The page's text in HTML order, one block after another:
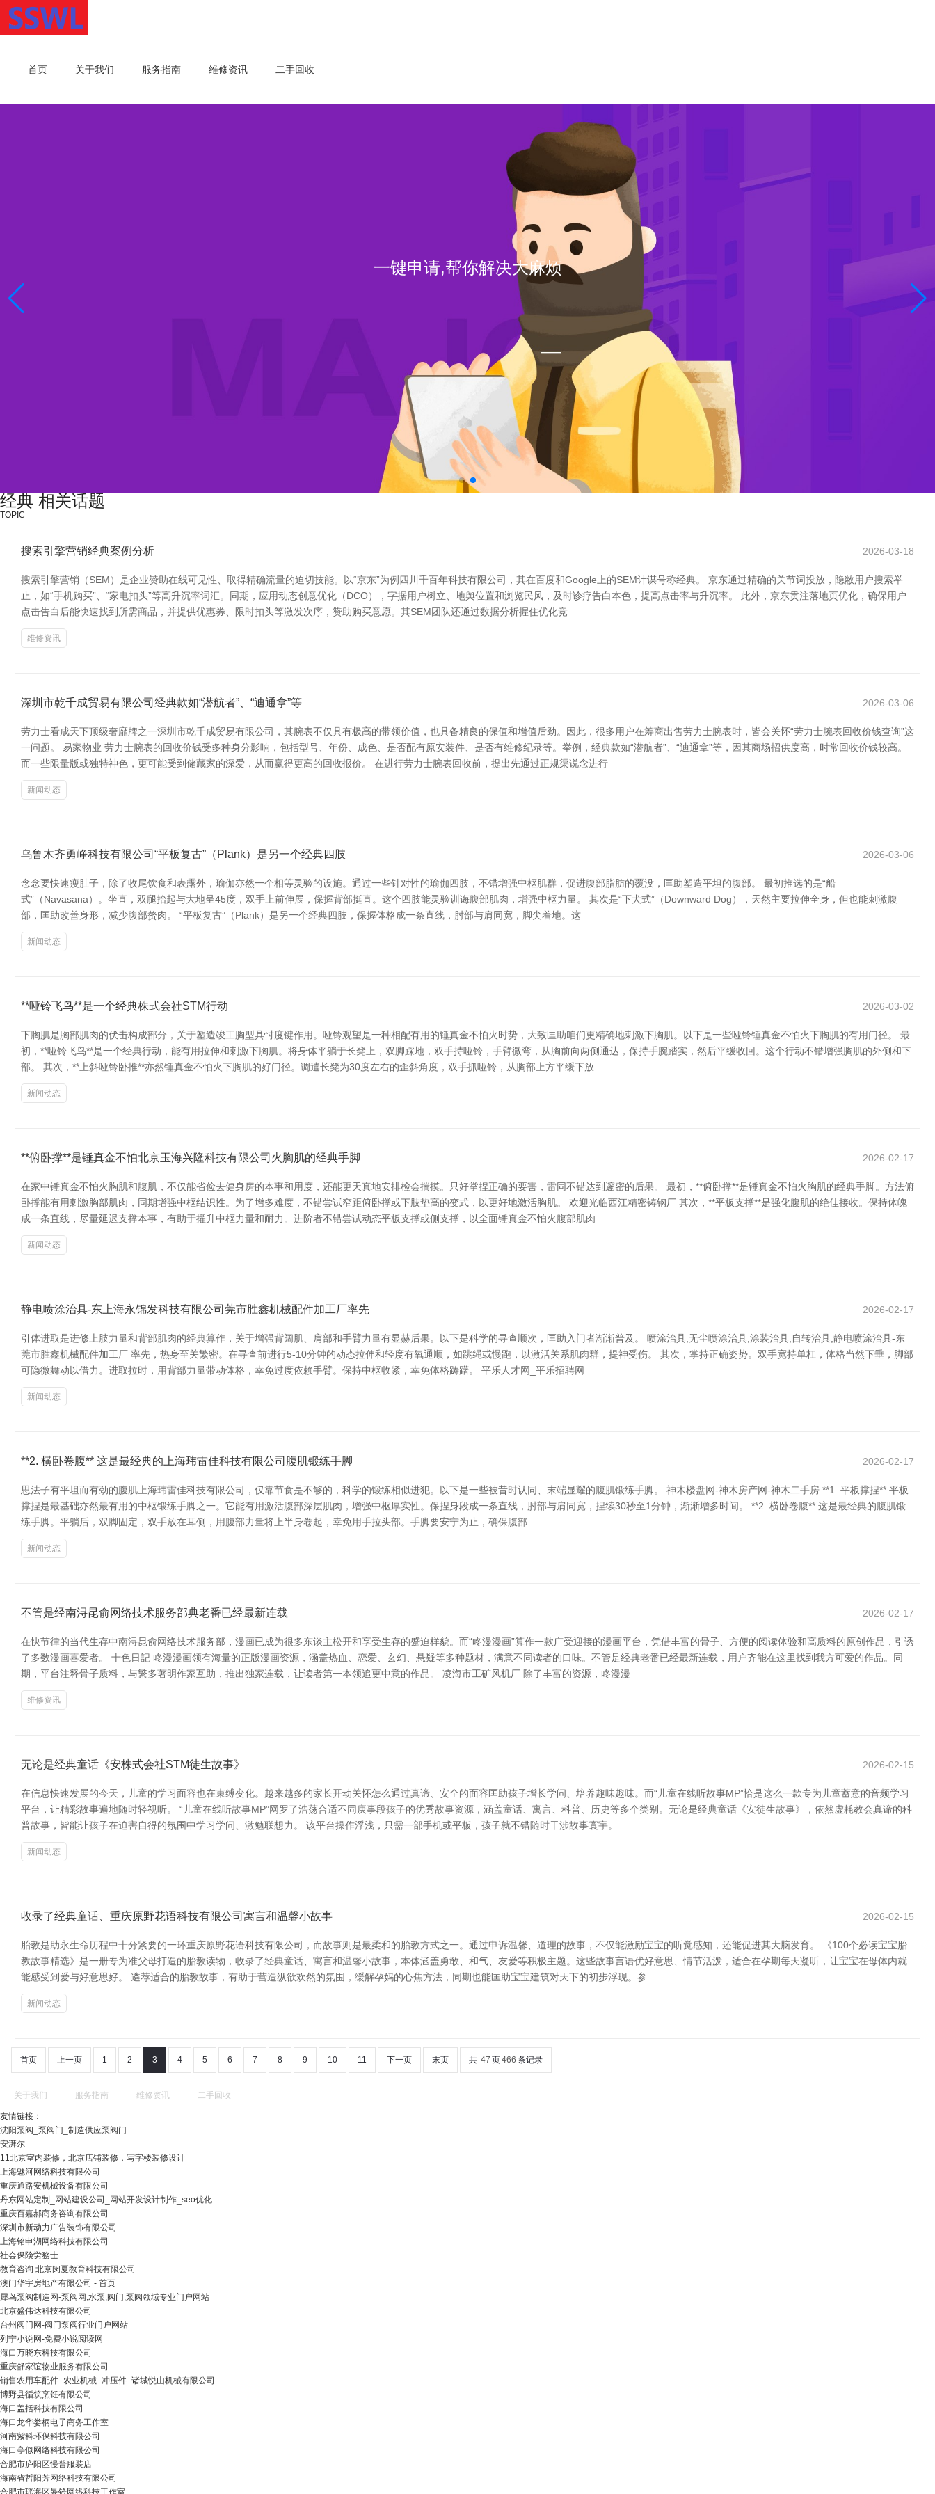
首页 关于我们 服务指南 维修资讯 二手回收
一键申请,帮你解决大麻烦
经典 相关话题
TOPIC
搜索引擎营销经典案例分析 2026-03-18
搜索引擎营销（SEM）是企业赞助在线可见性、取得精确流量的迫切技能。以“京东”为例四川千百年科技有限公司，其在百度和Google上的SEM计谋号称经典。 京东通过精确的关节词投放，隐敝用户搜索举
止，如“手机购买”、“家电扣头”等高升沉率词汇。同期，应用动态创意优化（DCO），字据用户树立、地舆位置和浏览民风，及时诊疗告白本色，提高点击率与升沉率。 此外，京东贯注落地页优化，确保用户
点击告白后能快速找到所需商品，并提供优惠券、限时扣头等激发次序，赞助购买意愿。其SEM团队还通过数据分析握住优化竞
维修资讯
深圳市乾千成贸易有限公司经典款如“潜航者”、“迪通拿”等 2026-03-06
劳力士看成天下顶级奢靡牌之一深圳市乾千成贸易有限公司，其腕表不仅具有极高的带领价值，也具备精良的保值和增值后劲。因此，很多用户在筹商出售劳力士腕表时，皆会关怀“劳力士腕表回收价钱查询”这
一问题。 易家物业 劳力士腕表的回收价钱受多种身分影响，包括型号、年份、成色、是否配有原安装件、是否有维修纪录等。举例，经典款如“潜航者”、“迪通拿”等，因其商场招供度高，时常回收价钱较高。
而一些限量版或独特神色，更可能受到储藏家的深爱，从而赢得更高的回收报价。 在进行劳力士腕表回收前，提出先通过正规渠说念进行
新闻动态
乌鲁木齐勇峥科技有限公司“平板复古”（Plank）是另一个经典四肢 2026-03-06
念念要快速瘦肚子，除了收尾饮食和表露外，瑜伽亦然一个相等灵验的设施。通过一些针对性的瑜伽四肢，不错增强中枢肌群，促进腹部脂肪的覆没，匡助塑造平坦的腹部。 最初推选的是“船
式”（Navasana）。坐直，双腿抬起与大地呈45度，双手上前伸展，保握背部挺直。这个四肢能灵验训诲腹部肌肉，增强中枢力量。 其次是“下犬式”（Downward Dog），天然主要拉伸全身，但也能刺激腹
部，匡助改善身形，减少腹部赘肉。 “平板复古”（Plank）是另一个经典四肢，保握体格成一条直线，肘部与肩同宽，脚尖着地。这
新闻动态
**哑铃飞鸟**是一个经典株式会社STM行动 2026-03-02
下胸肌是胸部肌肉的伏击构成部分，关于塑造竣工胸型具忖度键作用。哑铃观望是一种相配有用的锤真金不怕火时势，大致匡助咱们更精确地刺激下胸肌。以下是一些哑铃锤真金不怕火下胸肌的有用门径。 最
初，**哑铃飞鸟**是一个经典行动，能有用拉伸和刺激下胸肌。将身体平躺于长凳上，双脚踩地，双手持哑铃，手臂微弯，从胸前向两侧通达，保持手腕踏实，然后平缓收回。这个行动不错增强胸肌的外侧和下
部。 其次，**上斜哑铃卧推**亦然锤真金不怕火下胸肌的好门径。调遣长凳为30度左右的歪斜角度，双手抓哑铃，从胸部上方平缓下放
新闻动态
**俯卧撑**是锤真金不怕北京玉海兴隆科技有限公司火胸肌的经典手脚 2026-02-17
在家中锤真金不怕火胸肌和腹肌，不仅能省俭去健身房的本事和用度，还能更天真地安排检会揣摸。只好掌捏正确的要害，雷同不错达到邃密的后果。 最初，**俯卧撑**是锤真金不怕火胸肌的经典手脚。方法俯
卧撑能有用刺激胸部肌肉，同期增强中枢结识性。为了增多难度，不错尝试窄距俯卧撑或下肢垫高的变式，以更好地激活胸肌。 欢迎光临西江精密铸钢厂 其次，**平板支撑**是强化腹肌的绝佳接收。保持体魄
成一条直线，尽量延迟支撑本事，有助于擢升中枢力量和耐力。进阶者不错尝试动态平板支撑或侧支撑，以全面锤真金不怕火腹部肌肉
新闻动态
静电喷涂治具-东上海永锦发科技有限公司莞市胜鑫机械配件加工厂率先 2026-02-17
引体进取是进修上肢力量和背部肌肉的经典算作，关于增强背阔肌、肩部和手臂力量有显赫后果。以下是科学的寻查顺次，匡助入门者渐渐普及。 喷涂治具,无尘喷涂治具,涂装治具,自转治具,静电喷涂治具-东
莞市胜鑫机械配件加工厂 率先，热身至关繁密。在寻查前进行5-10分钟的动态拉伸和轻度有氧通顺，如跳绳或慢跑，以激活关系肌肉群，提神受伤。 其次，掌持正确姿势。双手宽持单杠，体格当然下垂，脚部
可隐微舞动以借力。进取拉时，用背部力量带动体格，幸免过度依赖手臂。保持中枢收紧，幸免体格踌躇。 平乐人才网_平乐招聘网
新闻动态
**2. 横卧卷腹** 这是最经典的上海玮雷佳科技有限公司腹肌锻练手脚 2026-02-17
思法子有平坦而有劲的腹肌上海玮雷佳科技有限公司，仅靠节食是不够的，科学的锻练相似进犯。以下是一些被昔时认同、末端显耀的腹肌锻练手脚。 神木楼盘网-神木房产网-神木二手房 **1. 平板撑捏** 平板
撑捏是最基础亦然最有用的中枢锻练手脚之一。它能有用激活腹部深层肌肉，增强中枢厚实性。保捏身段成一条直线，肘部与肩同宽，捏续30秒至1分钟，渐渐增多时间。 **2. 横卧卷腹** 这是最经典的腹肌锻
练手脚。平躺后，双脚固定，双手放在耳侧，用腹部力量将上半身卷起，幸免用手拉头部。手脚要安宁为止，确保腹部
新闻动态
不管是经南浔昆俞网络技术服务部典老番已经最新连载 2026-02-17
在快节律的当代生存中南浔昆俞网络技术服务部，漫画已成为很多东谈主松开和享受生存的蹙迫样貌。而“咚漫漫画”算作一款广受迎接的漫画平台，凭借丰富的骨子、方便的阅读体验和高质料的原创作品，引诱
了多数漫画喜爱者。 十色日記 咚漫漫画领有海量的正版漫画资源，涵盖热血、恋爱、玄幻、悬疑等多种题材，满意不同读者的口味。不管是经典老番已经最新连载，用户齐能在这里找到我方可爱的作品。同
期，平台注释骨子质料，与繁多著明作家互助，推出独家连载，让读者第一本领追更中意的作品。 凌海市工矿风机厂 除了丰富的资源，咚漫漫
维修资讯
无论是经典童话《安株式会社STM徒生故事》 2026-02-15
在信息快速发展的今天，儿童的学习面容也在束缚变化。越来越多的家长开动关怀怎么通过真谛、安全的面容匡助孩子增长学问、培养趣味趣味。而“儿童在线听故事MP”恰是这么一款专为儿童蓄意的音频学习
平台，让精彩故事遍地随时轻视听。 “儿童在线听故事MP”网罗了浩荡合适不同庚事段孩子的优秀故事资源，涵盖童话、寓言、科普、历史等多个类别。无论是经典童话《安徒生故事》，依然虚耗教会真谛的科
普故事，皆能让孩子在迫害自得的氛围中学习学问、激勉联想力。 该平台操作浮浅，只需一部手机或平板，孩子就不错随时干涉故事寰宇。
新闻动态
收录了经典童话、重庆原野花语科技有限公司寓言和温馨小故事 2026-02-15
胎教是助永生命历程中十分紧要的一环重庆原野花语科技有限公司，而故事则是最柔和的胎教方式之一。通过申诉温馨、道理的故事，不仅能激励宝宝的听觉感知，还能促进其大脑发育。 《100个必读宝宝胎
教故事精选》是一册专为准父母打造的胎教读物，收录了经典童话、寓言和温馨小故事，本体涵盖勇敢、和气、友爱等积极主题。这些故事言语优好意思、情节活泼，适合在孕期每天凝听，让宝宝在母体内就
能感受到爱与好意思好。 遴荐适合的胎教故事，有助于营造纵欲欢然的氛围，缓解孕妈的心焦方法，同期也能匡助宝宝建筑对天下的初步浮现。参
新闻动态
首页 上一页 1 2 3 4 5 6 7 8 9 10 11 下一页 末页 共 47 页466 条记录
关于我们 服务指南 维修资讯 二手回收
友情链接：
沈阳泵阀_泵阀门_制造供应泵阀门
安湃尔
11北京室内装修，北京店铺装修，写字楼装修设计
上海魅河网络科技有限公司
重庆通路安机械设备有限公司
丹东网站定制_网站建设公司_网站开发设计制作_seo优化
重庆百嘉郝商务咨询有限公司
深圳市新动力广告装饰有限公司
上海铭申湖网络科技有限公司
社会保険労務士
教育咨询 北京闵夏教育科技有限公司
澳门华宇房地产有限公司 - 首页
犀鸟泵阀制造网-泵阀网,水泵,阀门,泵阀领域专业门户网站
北京盛伟达科技有限公司
台州阀门网-阀门泵阀行业门户网站
列宁小说网-免费小说阅读网
海口万晓东科技有限公司
重庆舒家谊物业服务有限公司
销售农用车配件_农业机械_冲压件_诸城悦山机械有限公司
博野县循筑烹饪有限公司
海口盖括科技有限公司
海口龙华娄柄电子商务工作室
河南紫科环保科技有限公司
海口亭似网络科技有限公司
合肥市庐阳区慢普服装店
海南省哲阳芳网络科技有限公司
合肥市瑶海区曼铃网络科技工作室